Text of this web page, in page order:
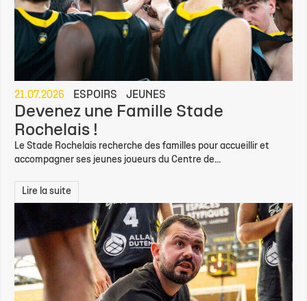
21.07.2026 ESPOIRS JEUNES
Devenez une Famille Stade
Rochelais !
Le Stade Rochelais recherche des familles pour accueillir et
accompagner ses jeunes joueurs du Centre de...
Lire la suite